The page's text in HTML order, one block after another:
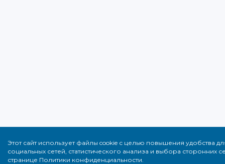
Этот сайт использует файлы cookie с целью повышения удобства
социальных сетей, статистического анализа и выбора
странице Политики конфиденциальности.